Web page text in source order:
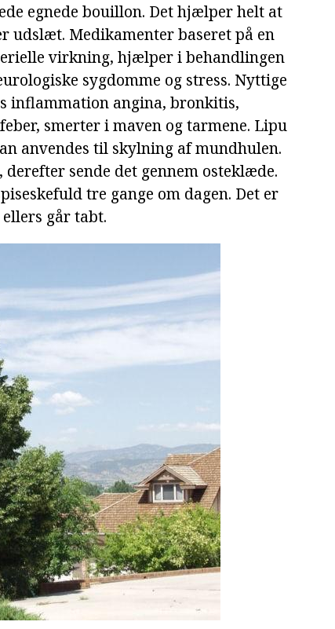
egnede bouillon. Det hjælper helt at
udslæt. Medikamenter baseret på en
virkning, hjælper i behandlingen
sygdomme og stress. Nyttige
inflammation angina, bronkitis,
smerter i maven og tarmene. Lipu
anvendes til skylning af mundhulen.
sende det gennem osteklæde.
tre gange om dagen. Det er
går tabt.